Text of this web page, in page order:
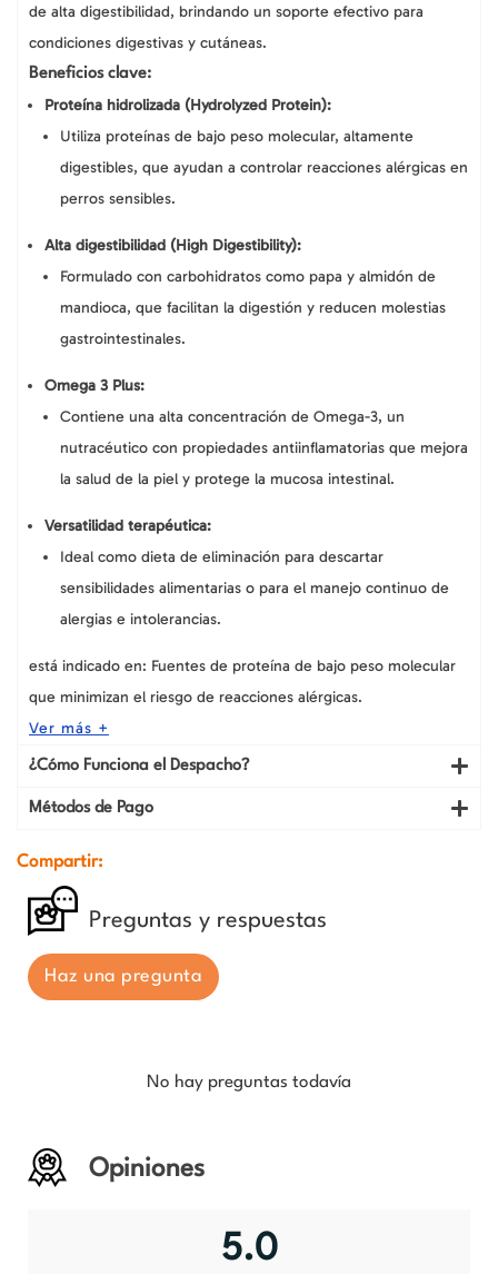
de alta digestibilidad, brindando un soporte efectivo para
condiciones digestivas y cutáneas.
Beneficios clave:
Proteína hidrolizada (Hydrolyzed Protein):
Utiliza proteínas de bajo peso molecular, altamente
digestibles, que ayudan a controlar reacciones alérgicas en
perros sensibles.
Alta digestibilidad (High Digestibility):
Formulado con carbohidratos como papa y almidón de
mandioca, que facilitan la digestión y reducen molestias
gastrointestinales.
Omega 3 Plus:
Contiene una alta concentración de Omega-3, un
nutracéutico con propiedades antiinflamatorias que mejora
la salud de la piel y protege la mucosa intestinal.
Versatilidad terapéutica:
Ideal como dieta de eliminación para descartar
sensibilidades alimentarias o para el manejo continuo de
alergias e intolerancias.
está indicado en: Fuentes de proteína de bajo peso molecular
que minimizan el riesgo de reacciones alérgicas.
Ver más +
¿Cómo Funciona el Despacho?
Métodos de Pago
Compartir:
Preguntas y respuestas
Haz una pregunta
No hay preguntas todavía
Opiniones
5.0